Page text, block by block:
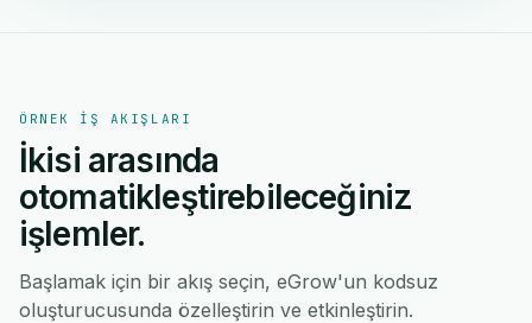
ÖRNEK IŞ AKIŞLARI
İkisi arasında
otomatikleştirebileceğiniz
işlemler.
Başlamak için bir akış seçin, eGrow'un kodsuz
oluşturucusunda özelleştirin ve etkinleştirin.